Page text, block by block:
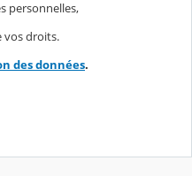
personnelles,
vos droits.
des données.